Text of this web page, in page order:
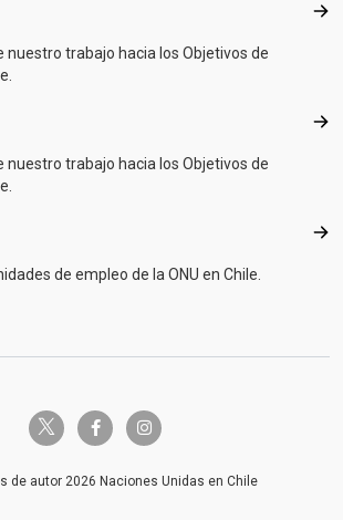
nuestro trabajo hacia los Objetivos de
nuestro trabajo hacia los Objetivos de
de empleo de la ONU en Chile.
twitter-x facebook-finstagram
de autor 2026 Naciones Unidas en Chile